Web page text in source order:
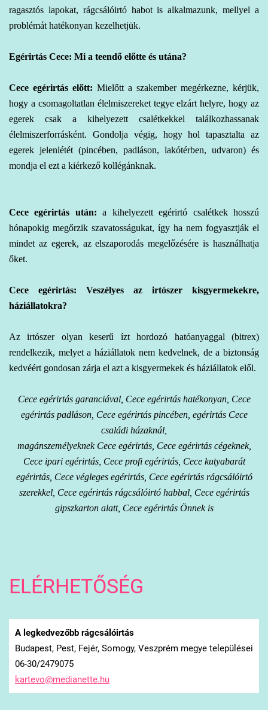
ragasztós lapokat, rágcsálóirtó habot is alkalmazunk, mellyel a
problémát hatékonyan kezelhetjük.
Egérirtás Cece: Mi a teendő előtte és utána?
Cece egérirtás előtt: Mielőtt a szakember megérkezne, kérjük,
hogy a csomagoltatlan élelmiszereket tegye elzárt helyre, hogy az
egerek csak a kihelyezett csalétkekkel találkozhassanak
élelmiszerforrásként. Gondolja végig, hogy hol tapasztalta az
egerek jelenlétét (pincében, padláson, lakótérben, udvaron) és
mondja el ezt a kiérkező kollégánknak.
Cece egérirtás után: a kihelyezett egérirtó csalétkek hosszú
hónapokig megőrzik szavatosságukat, így ha nem fogyasztják el
mindet az egerek, az elszaporodás megelőzésére is használhatja
őket.
Cece egérirtás: Veszélyes az irtószer kisgyermekekre,
háziállatokra?
Az irtószer olyan keserű ízt hordozó hatóanyaggal (bitrex)
rendelkezik, melyet a háziállatok nem kedvelnek, de a biztonság
kedvéért gondosan zárja el azt a kisgyermekek és háziállatok elől.
Cece egérirtás garanciával, Cece egérirtás hatékonyan, Cece
egérirtás padláson, Cece egérirtás pincében, egérirtás Cece
családi házaknál,
magánszemélyeknek Cece egérirtás, Cece egérirtás cégeknek,
Cece ipari egérirtás, Cece profi egérirtás, Cece kutyabarát
egérirtás, Cece végleges egérirtás, Cece egérirtás rágcsálóirtó
szerekkel, Cece egérirtás rágcsálóirtó habbal, Cece egérirtás
gipszkarton alatt, Cece egérirtás Önnek is
ELÉRHETŐSÉG
A legkedvezőbb rágcsálóirtás
Budapest, Pest, Fejér, Somogy, Veszprém megye települései
06-30/2479075
kartevo@medianette.hu